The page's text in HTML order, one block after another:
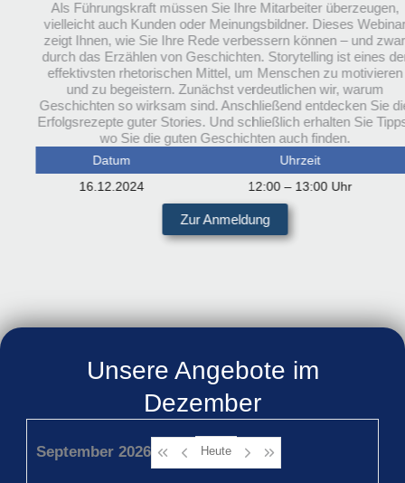
Als Führungskraft müssen Sie Ihre Mitarbeiter überzeugen,
vielleicht auch Kunden oder Meinungsbildner. Dieses Webinar
zeigt Ihnen, wie Sie Ihre Rede verbessern können – und zwar
durch das Erzählen von Geschichten. Storytelling ist eines
effektivsten rhetorischen Mittel, um Menschen zu motivieren
und zu begeistern. Zunächst verdeutlichen wir, warum
Geschichten so wirksam sind. Anschließend entdecken Sie
Erfolgsrezepte guter Stories. Und schließlich erhalten Sie
wo Sie die guten Geschichten auch finden.
Datum
Uhrzeit
16.12.2024
12:00 – 13:00 Uhr
Zur Anmeldung
Unsere Angebote im
Dezember
September 2026 Heute